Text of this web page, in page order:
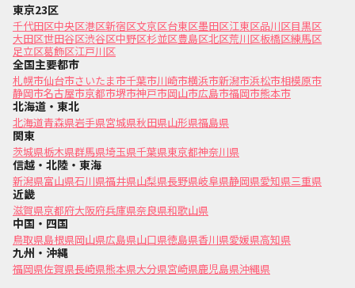
東京23区
千代田区中央区港区新宿区文京区台東区墨田区江東区品川区目黒区
大田区世田谷区渋谷区中野区杉並区豊島区北区荒川区板橋区練馬区
足立区葛飾区江戸川区
全国主要都市
札幌市仙台市さいたま市千葉市川崎市横浜市新潟市浜松市相模原市
静岡市名古屋市京都市堺市神戸市岡山市広島市福岡市熊本市
北海道・東北
北海道青森県岩手県宮城県秋田県山形県福島県
関東
茨城県栃木県群馬県埼玉県千葉県東京都神奈川県
信越・北陸・東海
新潟県富山県石川県福井県山梨県長野県岐阜県静岡県愛知県三重県
近畿
滋賀県京都府大阪府兵庫県奈良県和歌山県
中国・四国
鳥取県島根県岡山県広島県山口県徳島県香川県愛媛県高知県
九州・沖縄
福岡県佐賀県長崎県熊本県大分県宮崎県鹿児島県沖縄県